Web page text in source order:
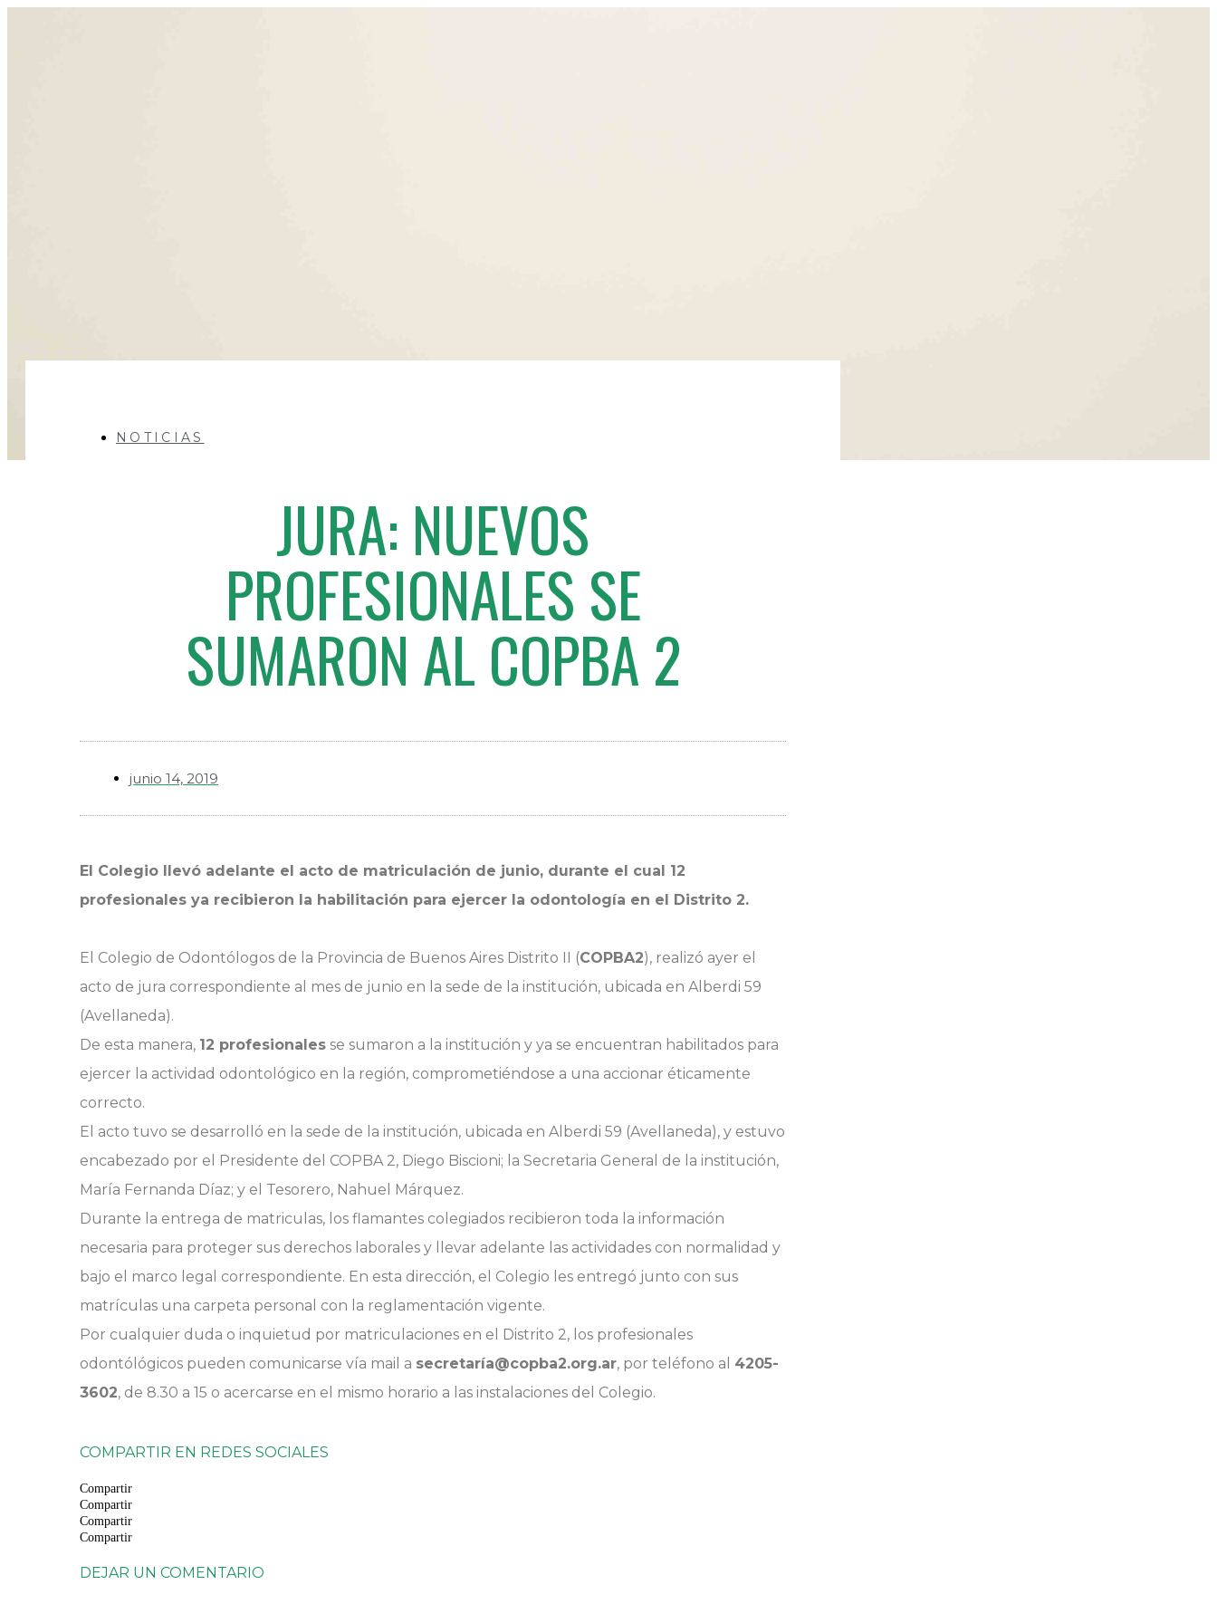
NOTICIAS
JURA: NUEVOS
PROFESIONALES SE
SUMARON AL COPBA 2
junio 14, 2019
El Colegio llevó adelante el acto de matriculación de junio, durante el cual 12
profesionales ya recibieron la habilitación para ejercer la odontología en el Distrito 2.
El Colegio de Odontólogos de la Provincia de Buenos Aires Distrito II (COPBA2), realizó ayer el
acto de jura correspondiente al mes de junio en la sede de la institución, ubicada en Alberdi 59
(Avellaneda).
De esta manera, 12 profesionales se sumaron a la institución y ya se encuentran habilitados para
ejercer la actividad odontológico en la región, comprometiéndose a una accionar éticamente
correcto.
El acto tuvo se desarrolló en la sede de la institución, ubicada en Alberdi 59 (Avellaneda), y estuvo
encabezado por el Presidente del COPBA 2, Diego Biscioni; la Secretaria General de la institución,
María Fernanda Díaz; y el Tesorero, Nahuel Márquez.
Durante la entrega de matriculas, los flamantes colegiados recibieron toda la información
necesaria para proteger sus derechos laborales y llevar adelante las actividades con normalidad y
bajo el marco legal correspondiente. En esta dirección, el Colegio les entregó junto con sus
matrículas una carpeta personal con la reglamentación vigente.
Por cualquier duda o inquietud por matriculaciones en el Distrito 2, los profesionales
odontólógicos pueden comunicarse vía mail a secretaría@copba2.org.ar, por teléfono al 4205-
3602, de 8.30 a 15 o acercarse en el mismo horario a las instalaciones del Colegio.
COMPARTIR EN REDES SOCIALES
Compartir
Compartir
Compartir
Compartir
DEJAR UN COMENTARIO